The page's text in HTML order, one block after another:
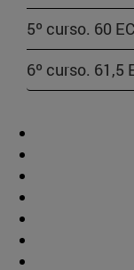
5º curso. 60
6º curso. 61,5